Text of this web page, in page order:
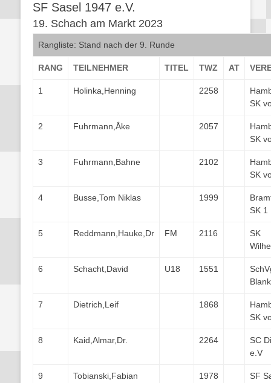
SF Sasel 1947 e.V.
19. Schach am Markt 2023
Rangliste: Stand nach der 9. Runde
RANG TEILNEHMER TITEL TWZ AT
1 Holinka,Henning 2258
SK
2 Fuhrmann,Åke 2057
SK
3 Fuhrmann,Bahne 2102
SK
4 Busse,Tom Niklas 1999
SK 1
5 Reddmann,Hauke,Dr FM 2116
SK
6 Schacht,David U18 1551
7 Dietrich,Leif 1868
SK
8 Kaid,Almar,Dr. 2264
SC
e.V
9 Tobianski,Fabian 1978
SF